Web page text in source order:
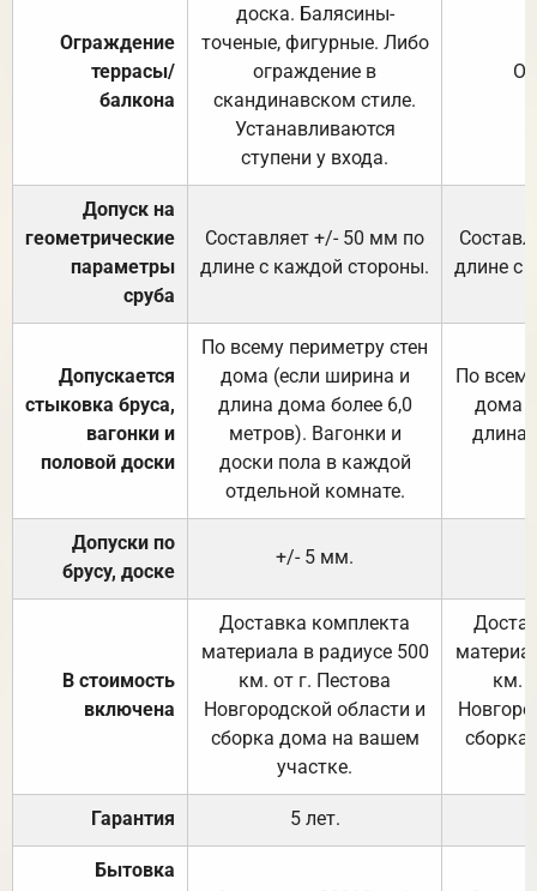
Ограждение
террасы/
балкона
доска. Балясины-
точеные, фигурные. Либо
ограждение в
скандинавском стиле.
Устанавливаются
ступени у входа.
Допуск на
геометрические
параметры
сруба
Составляет +/- 50 мм по
длине с каждой стороны.
длине с
Допускается
стыковка бруса,
вагонки и
половой доски
По всему периметру стен
дома (если ширина и
длина дома более 6,0
метров). Вагонки и
доски пола в каждой
отдельной комнате.
По
дома
длина
Допуски по
брусу, доске
+/- 5 мм.
В стоимость
включена
Доставка комплекта
материала в радиусе 500
км. от г. Пестова
Новгородской области и
сборка дома на вашем
участке.
км.
Гарантия 5 лет.
Бытовка